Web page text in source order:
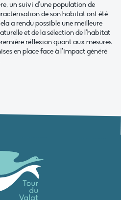
un suivi d’une population de
de son habitat ont été
a rendu possible une meilleure
et de la sélection de l’habitat
réflexion quant aux mesures
en place face à l’impact généré